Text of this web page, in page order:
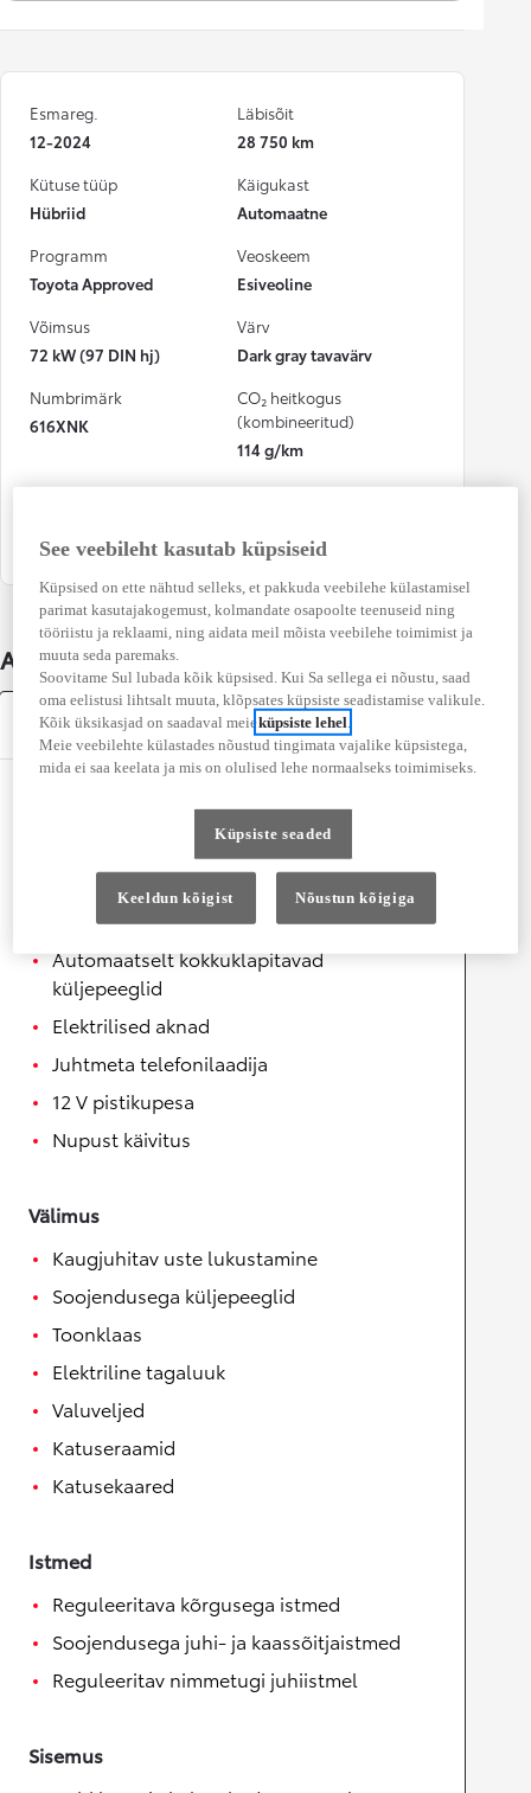
Esmareg.
12-2024
Läbisõit
28 750 km
Kütuse tüüp
Hübriid
Käigukast
Automaatne
Programm
Toyota Approved
Veoskeem
Esiveoline
Võimsus
72 kW (97 DIN hj)
Värv
Dark gray tavavärv
Numbrimärk
616XNK
CO₂ heitkogus
(kombineeritud)
114 g/km
Ei
Auto üksikasjad
Varustus
Helisüsteemi juhtnupud roolil
Soojendusega rool
Elektrilised küljepeeglid
Automaatselt kokkuklapitavad
küljepeeglid
Elektrilised aknad
Juhtmeta telefonilaadija
12 V pistikupesa
Nupust käivitus
Välimus
Kaugjuhitav uste lukustamine
Soojendusega küljepeeglid
Toonklaas
Elektriline tagaluuk
Valuveljed
Katuseraamid
Katusekaared
Istmed
Reguleeritava kõrgusega istmed
Soojendusega juhi- ja kaassõitjaistmed
Reguleeritav nimmetugi juhiistmel
Sisemus
See veebileht kasutab küpsiseid
Küpsised on ette nähtud selleks, et pakkuda veebilehe külastamisel
parimat kasutajakogemust, kolmandate osapoolte teenuseid ning
tööriistu ja reklaami, ning aidata meil mõista veebilehe toimimist ja
muuta seda paremaks.
Soovitame Sul lubada kõik küpsised. Kui Sa sellega ei nõustu, saad
oma eelistusi lihtsalt muuta, klõpsates küpsiste seadistamise valikule.
Kõik üksikasjad on saadaval meieküpsiste lehel
Meie veebilehte külastades nõustud tingimata vajalike küpsistega,
mida ei saa keelata ja mis on olulised lehe normaalseks toimimiseks.
Küpsiste seaded
Keeldun kõigist Nõustun kõigiga